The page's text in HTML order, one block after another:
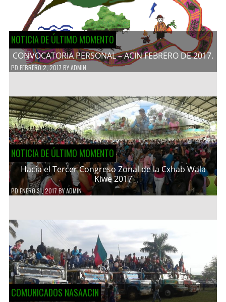
NOTICIA DE ÚLTIMO MOMENTO
CONVOCATORIA PERSONAL – ACIN FEBRERO DE 2017.
PD FEBRERO 2, 2017 BYADMIN
NOTICIA DE ÚLTIMO MOMENTO
Hacía el Tercer Congreso Zonal de la Cxhab Wala
Kiwe 2017
PDENERO 31, 2017 BYADMIN
COMUNICADOS NASAACIN